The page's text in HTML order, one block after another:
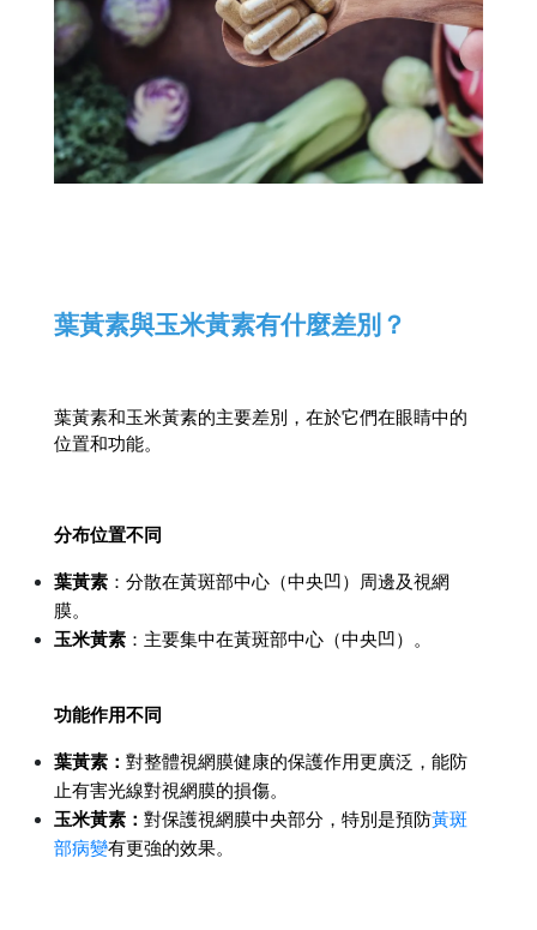
葉黃素與玉米黃素有什麼差別？
葉黃素和玉米黃素的主要差別，在於它們在眼睛中的
位置和功能。
分布位置不同
葉黃素 ：分散在黃斑部中心（中央凹）周邊及視網
膜。
玉米黃素 ：主要集中在黃斑部中心（中央凹）。
功能作用不同
葉黃素： 對整體視網膜健康的保護作用更廣泛，能防
止有害光線對視網膜的損傷。
玉米黃素： 對保護視網膜中央部分，特別是預防黃斑
部病變有更強的效果。